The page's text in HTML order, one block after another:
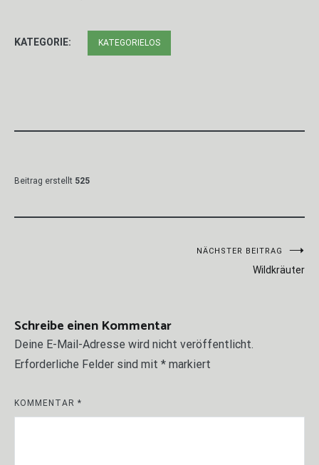
KATEGORIE: KATEGORIELOS
Beitrag erstellt 525
NÄCHSTER BEITRAG
Wildkräuter
Schreibe einen Kommentar
Deine E-Mail-Adresse wird nicht veröffentlicht.
Erforderliche Felder sind mit * markiert
KOMMENTAR *